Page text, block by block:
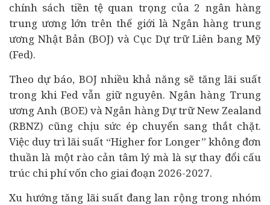
chính sách tiền tệ quan trọng của 2 ngân hàng
trung ương lớn trên thế giới là Ngân hàng trung
ương Nhật Bản (BOJ) và Cục Dự trữ Liên bang Mỹ
(Fed).
Theo dự báo, BOJ nhiều khả năng sẽ tăng lãi suất
trong khi Fed vẫn giữ nguyên. Ngân hàng Trung
ương Anh (BOE) và Ngân hàng Dự trữ New Zealand
(RBNZ) cũng chịu sức ép chuyển sang thắt chặt.
Việc duy trì lãi suất “Higher for Longer” không đơn
thuần là một rào cản tâm lý mà là sự thay đổi cấu
trúc chi phí vốn cho giai đoạn 2026-2027.
Xu hướng tăng lãi suất đang lan rộng trong nhóm